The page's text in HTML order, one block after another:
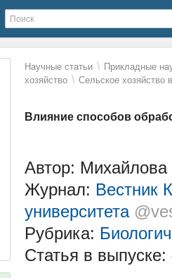
Научные статьи \ Прикладные
хозяйство \ Сельское хозяйство
Влияние способов
Автор:
Журнал: Вестник
университета
Рубрика:
Статья в выпуске: